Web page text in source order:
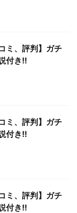
ミ、評判】ガチ
付き!!
ミ、評判】ガチ
付き!!
ミ、評判】ガチ
付き!!